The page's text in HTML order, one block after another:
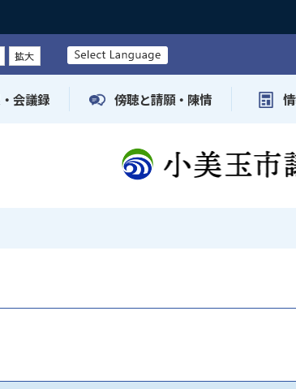
イズ
会議録 傍聴と請願・陳情